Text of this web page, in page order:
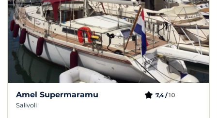
Amel Supermaramu
Salivoli
7,4 /10